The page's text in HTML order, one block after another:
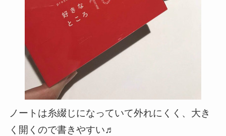
ノートは糸綴じになっていて外れにくく、大き
く開くので書きやすい♬